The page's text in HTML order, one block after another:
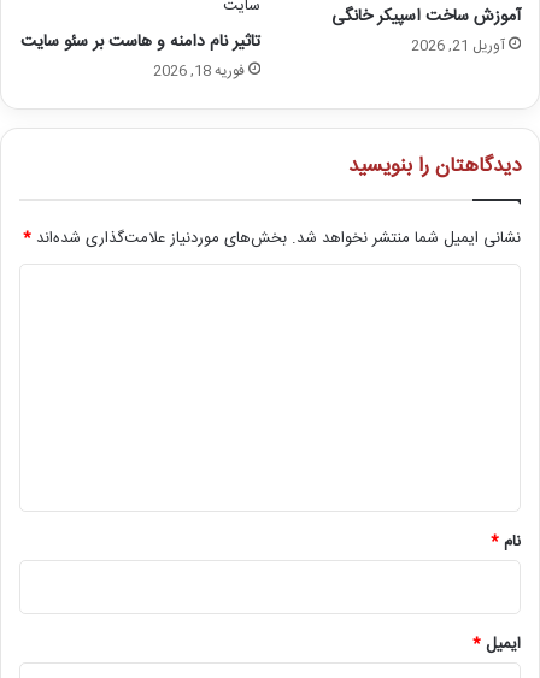
آموزش ساخت اسپیکر خانگی
آوریل 21, 2026 تاثیر نام دامنه و هاست بر سئو سایت
فوریه 18, 2026
دیدگاهتان را بنویسید
نشانی ایمیل شما منتشر نخواهد شد. بخش‌های موردنیاز علامت‌گذاری شده‌اند *
نام*
ایمیل*